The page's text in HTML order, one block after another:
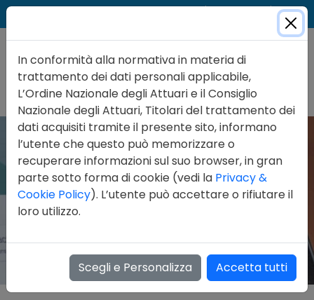
In conformità alla normativa in materia di
trattamento dei dati personali applicabile,
L’Ordine Nazionale degli Attuari e il Consiglio
Nazionale degli Attuari, Titolari del trattamento dei
dati acquisiti tramite il presente sito, informano
l’utente che questo può memorizzare o
recuperare informazioni sul suo browser, in gran
parte sotto forma di cookie (vedi la Privacy &
Cookie Policy). L’utente può accettare o rifiutare il
loro utilizzo.
Scegli e Personalizza Accetta tutti